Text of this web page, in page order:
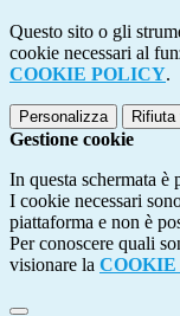
Questo sito o gli
cookie necessari al
COOKIE POLICY.
Personalizza Rifiuta
Gestione cookie
In questa schermata è
I cookie necessari
piattaforma e non è
Per conoscere quali
visionare la